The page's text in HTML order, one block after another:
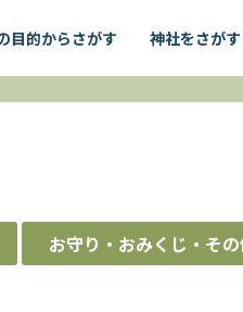
目的からさがす 神社をさがす
お守り・おみくじ・そ